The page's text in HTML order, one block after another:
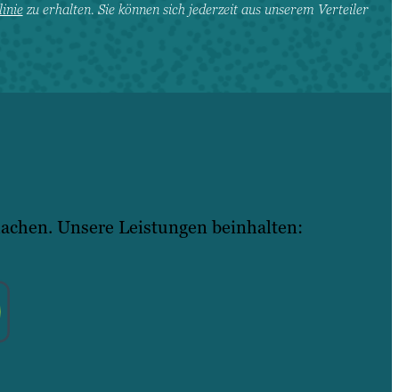
zu erhalten. Sie können sich jederzeit aus unserem Verteiler
Unsere Leistungen beinhalten: